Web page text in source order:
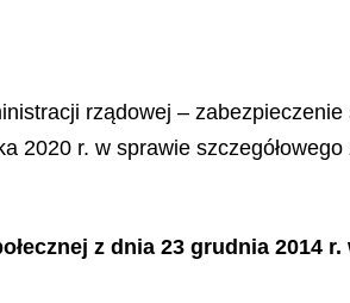
rządowej –
r. w sprawie
z dnia 23 grudnia 2014